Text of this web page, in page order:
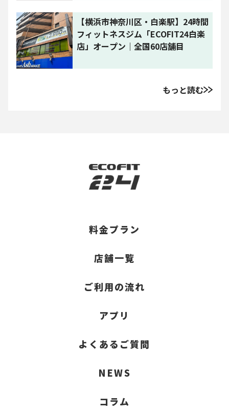
【横浜市神奈川区・白楽駅】24時間
フィットネスジム「ECOFIT24白楽
店」オープン｜全国60店舗目
もっと読む
料金プラン
店舗一覧
ご利用の流れ
アプリ
よくあるご質問
NEWS
コラム